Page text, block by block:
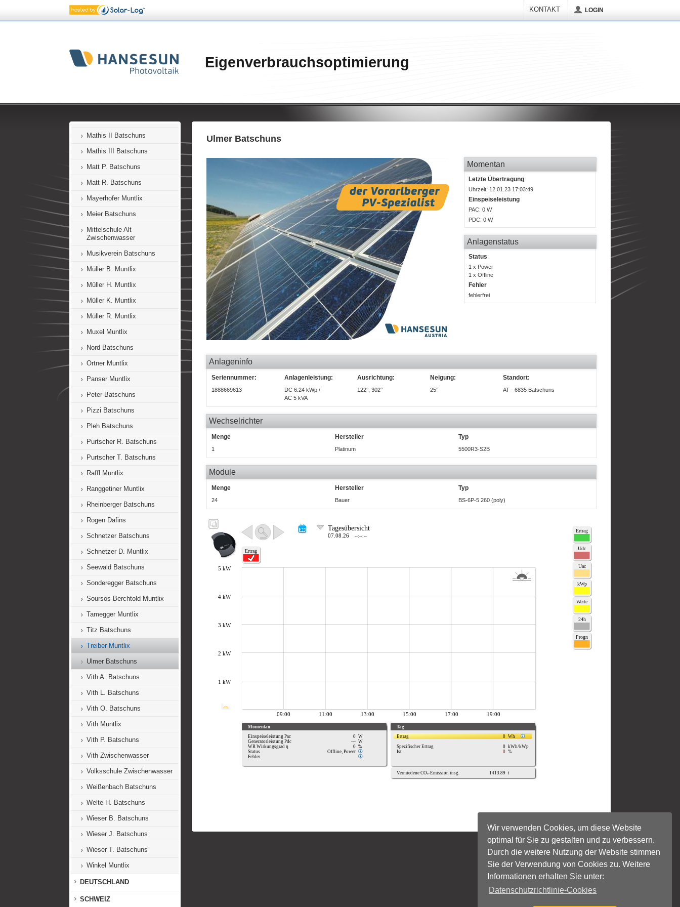
Wir verwenden Cookies, um diese Website
optimal für Sie zu gestalten und zu verbessern.
Durch die weitere Nutzung der Website stimmen
Sie der Verwendung von Cookies zu. Weitere
Informationen erhalten Sie unter:
Datenschutzrichtlinie-Cookies
KONTAKT LOGIN
Eigenverbrauchsoptimierung
Korbel Batschuns
Linseder Batschuns
Marte-Lins Batschuns
Mathis I Batschuns
Mathis II Batschuns
Mathis III Batschuns
Matt P. Batschuns
Matt R. Batschuns
Mayerhofer Muntlix
Meier Batschuns
Mittelschule Alt
Zwischenwasser
Musikverein Batschuns
Müller B. Muntlix
Müller H. Muntlix
Müller K. Muntlix
Müller R. Muntlix
Muxel Muntlix
Nord Batschuns
Ortner Muntlix
Panser Muntlix
Peter Batschuns
Pizzi Batschuns
Pleh Batschuns
Purtscher R. Batschuns
Purtscher T. Batschuns
Raffl Muntlix
Ranggetiner Muntlix
Rheinberger Batschuns
Rogen Dafins
Schnetzer Batschuns
Schnetzer D. Muntlix
Seewald Batschuns
Sonderegger Batschuns
Soursos-Berchtold Muntlix
Tamegger Muntlix
Titz Batschuns
Treiber Muntlix
Ulmer Batschuns
Vith A. Batschuns
Vith L. Batschuns
Vith O. Batschuns
Vith Muntlix
Vith P. Batschuns
Vith Zwischenwasser
Volksschule Zwischenwasser
Weißenbach Batschuns
Welte H. Batschuns
Wieser B. Batschuns
Wieser J. Batschuns
Wieser T. Batschuns
Winkel Muntlix
DEUTSCHLAND
SCHWEIZ
Ulmer Batschuns
Momentan
Letzte Übertragung
Uhrzeit: 12.01.23 17:03:49
Einspeiseleistung
PAC: 0 W
PDC: 0 W
Anlagenstatus
Status
1 x Power
1 x Offline
Fehler
fehlerfrei
Anlageninfo
Seriennummer: Anlagenleistung: Ausrichtung: Neigung: Standort:
1888669613
DC 6.24 kWp /
AC 5 kVA
122°, 302° 25° AT - 6835 Batschuns
Wechselrichter
Menge Hersteller Typ
1 Platinum 5500R3-S2B
Module
Menge Hersteller Typ
24 Bauer BS-6P-5 260 (poly)